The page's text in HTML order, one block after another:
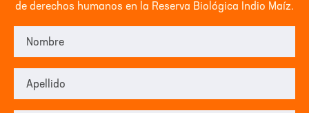
de derechos humanos en la Reserva Biológica Indio Maíz.
Nombre
Apellido